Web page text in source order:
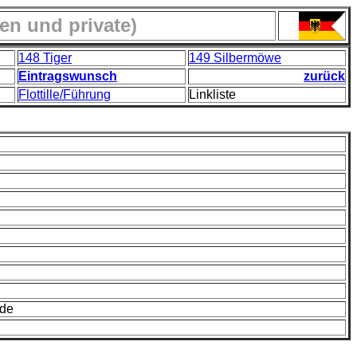
und private)
148 Tiger
149 Silbermöwe
Eintragswunsch
zurück
Flottille/Führung Linkliste